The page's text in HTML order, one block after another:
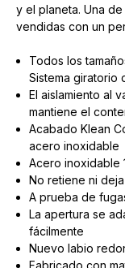
y el planeta. Una
vendidas con un
Todos los
Sistema giratorio
El aislamiento al
mantiene el
Acabado Klean
acero inoxidable
Acero inoxidable
No retiene ni
A prueba de
La apertura se
fácilmente
Nuevo labio
Fabricado con